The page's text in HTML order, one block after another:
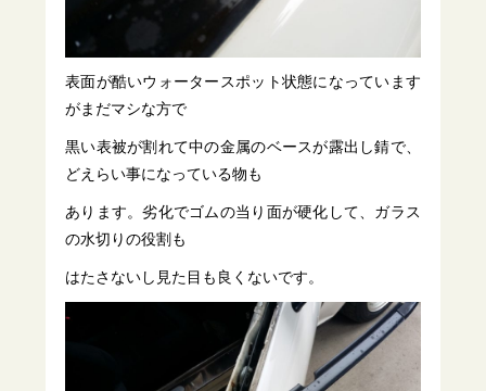
表面が酷いウォータースポット状態になっています
がまだマシな方で
黒い表被が割れて中の金属のベースが露出し錆で、
どえらい事になっている物も
あります。劣化でゴムの当り面が硬化して、ガラス
の水切りの役割も
はたさないし見た目も良くないです。